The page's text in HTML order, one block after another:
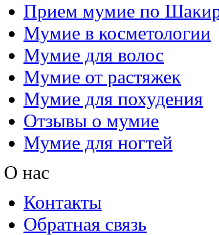
Прием мумие по
Мумие в косметологии
Мумие для волос
Мумие от растяжек
Мумие для похудения
Отзывы о мумие
Мумие для ногтей
О нас
Контакты
Обратная связь